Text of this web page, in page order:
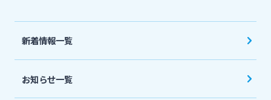
株主・投資家の皆さま
新着情報一覧
お知らせ一覧